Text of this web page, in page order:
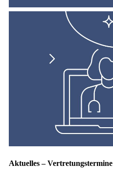
Aktuelles – Vertretungstermine